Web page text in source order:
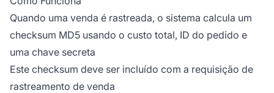
Quando uma venda é rastreada, o sistema calcula um
checksum MD5 usando o custo total, ID do pedido e
uma chave secreta
Este checksum deve ser incluído com a requisição de
rastreamento de venda